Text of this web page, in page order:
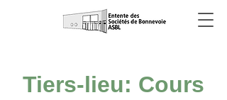
Tiers-lieu: Cours